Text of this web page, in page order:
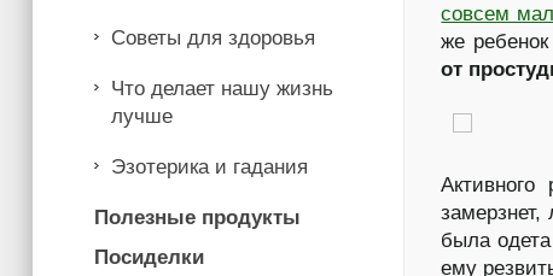
совсем
же
от
была
ему
Советы для здоровья
Что делает нашу жизнь
лучше
Эзотерика и гадания
Полезные продукты
Посиделки